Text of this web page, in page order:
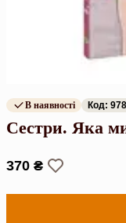
В наявності Код:
Сестри. Яка
370 ₴